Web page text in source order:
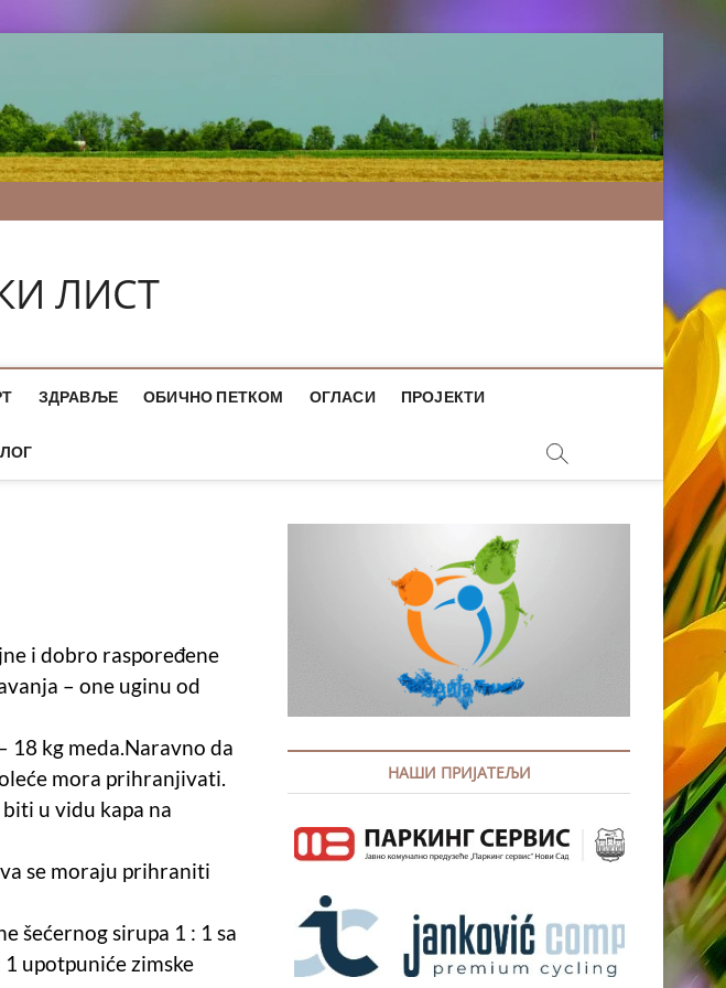
ЛИСТ
ЗДРАВЉЕ ОБИЧНО ПЕТКОМ ОГЛАСИ ПРОЈЕКТИ
i dobro raspoređene
– one uginu od
kg meda.Naravno da
mora prihranjivati.
u vidu kapa na
se moraju prihraniti
šećernog sirupa 1 : 1 sa
upotpuniće zimske
НАШИ ПРИЈАТЕЉИ